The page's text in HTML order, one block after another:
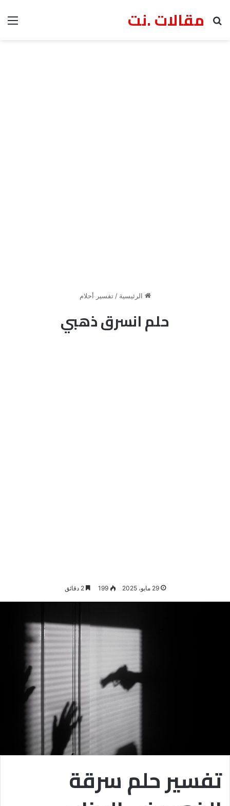
مقالات .نت
بحث عن
الرئيسية / تفسير أحلام
حلم انسرق ذهبي
29 مايو، 2025 199 2 دقائق
تفسير حلم سرقة